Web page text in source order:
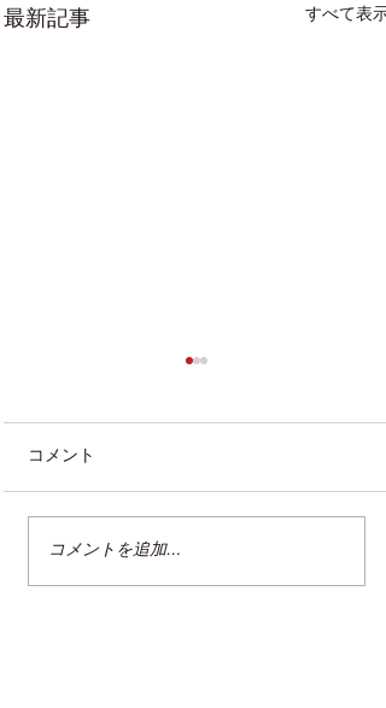
最新記事 すべて表示
整理収納アドバイザー2級
認定講座
コメント
コメントを追加…